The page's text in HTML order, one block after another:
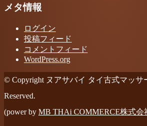
メタ情報
ログイン
投稿フィード
コメントフィード
WordPress.org
© Copyright ヌアサバイ タイ古式マッサ
Reserved.
(power by MB THAi COMMERCE株式会